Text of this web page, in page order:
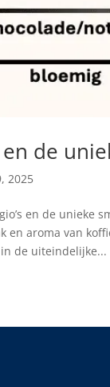
en de
2025
en de unieke
en aroma van
de uiteindelijke...